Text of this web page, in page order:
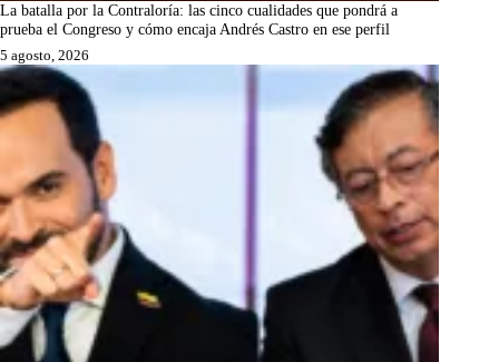
La batalla por la Contraloría: las cinco cualidades que pondrá a
prueba el Congreso y cómo encaja Andrés Castro en ese perfil
5 agosto, 2026